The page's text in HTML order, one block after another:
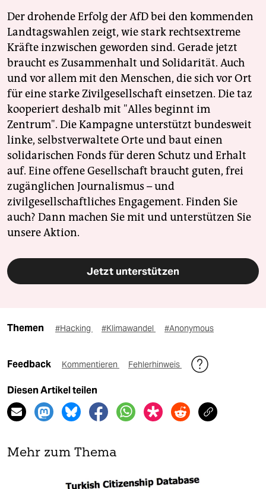
Der drohende Erfolg der AfD bei den kommenden
Landtagswahlen zeigt, wie stark rechtsextreme
Kräfte inzwischen geworden sind. Gerade jetzt
braucht es Zusammenhalt und Solidarität. Auch
und vor allem mit den Menschen, die sich vor Ort
für eine starke Zivilgesellschaft einsetzen. Die taz
kooperiert deshalb mit "Alles beginnt im
Zentrum". Die Kampagne unterstützt bundesweit
linke, selbstverwaltete Orte und baut einen
solidarischen Fonds für deren Schutz und Erhalt
auf. Eine offene Gesellschaft braucht guten, frei
zugänglichen Journalismus – und
zivilgesellschaftliches Engagement. Finden Sie
auch? Dann machen Sie mit und unterstützen Sie
unsere Aktion.
Jetzt unterstützen
Themen #Hacking #Klimawandel #Anonymous
Feedback Kommentieren Fehlerhinweis
Diesen Artikel teilen
Mehr zum Thema